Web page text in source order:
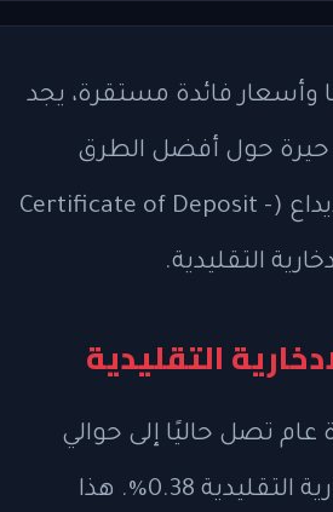
وأسعار فائدة مستقرة، يجد
حيرة حول أفضل الطرق
لاستثمار مدخراتهم. من بين الخيارات المتاحة، تبرز شهادات الإيداع (Certificate of Deposit -
التقليدية
عام تصل حاليًا إلى حوالي
4.10%، في حين لا تتجاوز معدلات الفائدة على الحسابات الادخارية التقليدية 0.38%. هذا